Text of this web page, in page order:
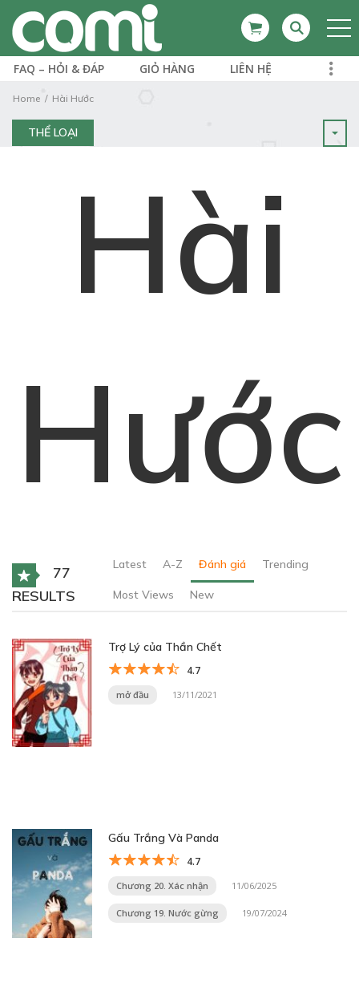
FAQ – HỎI & ĐÁP GIỎ HÀNG LIÊN HỆ
Home Hài Hước
THỂ LOẠI
Hài
Hước
77
RESULTS
Latest A-Z Đánh giá Trending
Most Views New
Trợ Lý của Thần Chết
4.7
mở đầu 13/11/2021
Gấu Trắng Và Panda
4.7
Chương 20. Xác nhận 11/06/2025
Chương 19. Nước gừng 19/07/2024